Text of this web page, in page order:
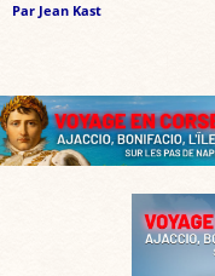
Par Jean Kast